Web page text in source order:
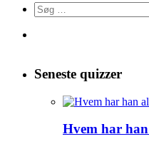
Søg
efter:
Seneste quizzer
Hvem har